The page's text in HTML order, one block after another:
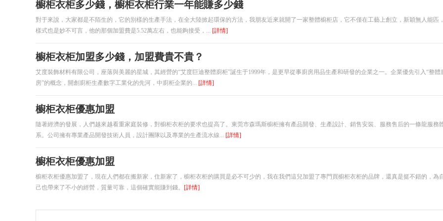
櫥柜衣柜多少錢，櫥柜衣柜行業一年能賺多少錢
對于來說，大家都是不陌生的，它的別樣的生產手法，在全大陸掀起環保的方法，我朋友近來就開了一家整體櫥柜店，它不僅在工藝上創立，新穎無人能匹，
樣式也是妙不可言，他的那個加盟費是5.52萬左右，也能夠接受，... [詳情]
櫥柜衣柜加盟多少錢，加盟費貴不貴？
艾度裝飾材料有限公司，座落與美麗的星城，其經營的“艾度巨迪整體廚柜”誕生于1999年，是更早從事廚房用品生產和研發的企業之一。企業優先引入“整體
房”的概念，開創廚柜生產數字工業化的先河，中廚柜企業的... [詳情]
櫥柜衣柜優惠加盟
隨著經濟的發展，人們越來越看重家庭裝修，對櫥柜衣柜的要求也提高了。東莞市森瑪斯櫥柜擁有產品開發、生產設計、銷售安裝、服務售后的一條龍服務
系。公司擁有專業產品開發技術人員，設計團隊以及專業的生產流水線... [詳情]
櫥柜衣柜優惠加盟
櫥柜衣柜優惠加盟了，現在人們都在搬新家，住新家了，櫥柜衣柜的購買是必不可少的，我在我們這兒加盟了專門買櫥柜衣柜的品牌，還真是挺不錯的，為
己也帶來了不小的經營，質量可靠，這個確實能賺到錢。 [詳情]